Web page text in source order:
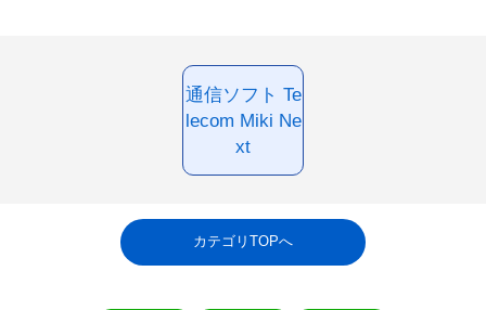
通信ソフト Te
lecom Miki Ne
xt
カテゴリTOPへ